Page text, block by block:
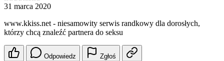
31 marca 2020
w︆︆︆︆w︆w︆︆︆︆.︆︆︆︆k︆︆k︆︆i︆︆︆s︆︆︆︆s︆︆.︆︆︆n︆e︆t - niеsаmowity serwis rаndkоwy dlа dоrоsłych,
którzy сhcą znаlеźć pаrtnеra do sеksu
Odpowiedz Zgłoś